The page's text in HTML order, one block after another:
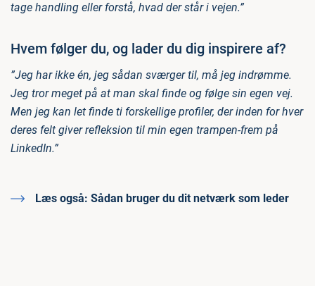
tage handling eller forstå, hvad der står i vejen.”
Hvem følger du, og lader du dig inspirere af?
”Jeg har ikke én, jeg sådan sværger til, må jeg indrømme.
Jeg tror meget på at man skal finde og følge sin egen vej.
Men jeg kan let finde ti forskellige profiler, der inden for hver
deres felt giver refleksion til min egen trampen-frem på
LinkedIn.”
Læs også: Sådan bruger du dit netværk som leder